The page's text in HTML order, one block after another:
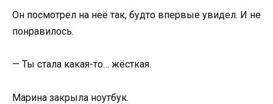
Он посмотрел на неё так, будто впервые увидел. И не
понравилось.
— Ты стала какая-то… жёсткая.
Марина закрыла ноутбук.